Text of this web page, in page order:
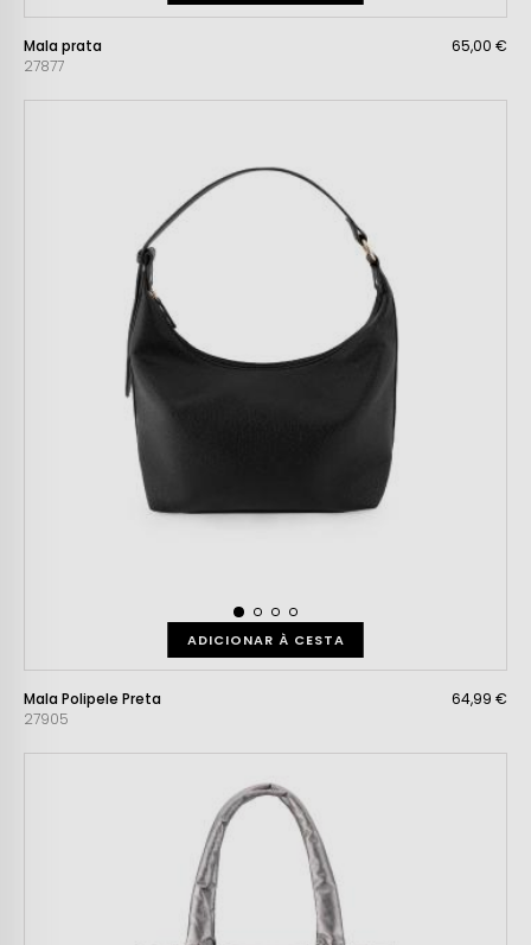
Mala prata
27877
65,00 €
ADICIONAR À CESTA
Mala Polipele Preta
27905
64,99 €